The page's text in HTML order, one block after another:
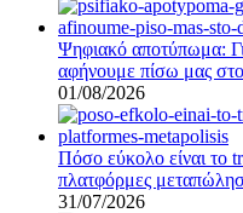
Ψηφιακό αποτύπωμα:
αφήνουμε πίσω μας στο
01/08/2026
Πόσο εύκολο είναι το
πλατφόρμες
31/07/2026